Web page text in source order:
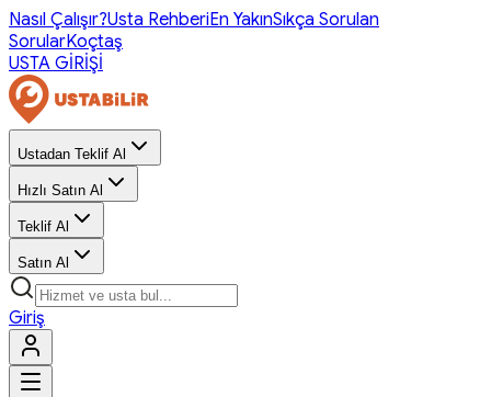
Nasıl Çalışır?Usta RehberiEn YakınSıkça Sorulan
SorularKoçtaş
USTA GİRİŞİ
Ustadan Teklif Al
Hızlı Satın Al
Teklif Al
Satın Al
Giriş